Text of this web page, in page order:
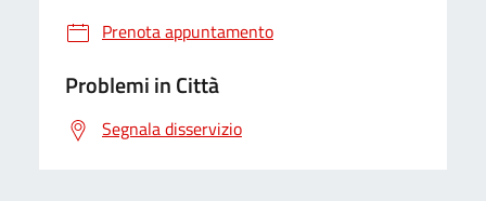
Prenota appuntamento
Problemi in Città
Segnala disservizio